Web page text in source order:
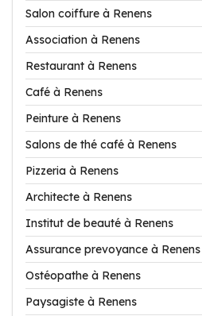
Salon coiffure à Renens
Association à Renens
Restaurant à Renens
Café à Renens
Peinture à Renens
Salons de thé café à Renens
Pizzeria à Renens
Architecte à Renens
Institut de beauté à Renens
Assurance prevoyance à Renens
Ostéopathe à Renens
Paysagiste à Renens